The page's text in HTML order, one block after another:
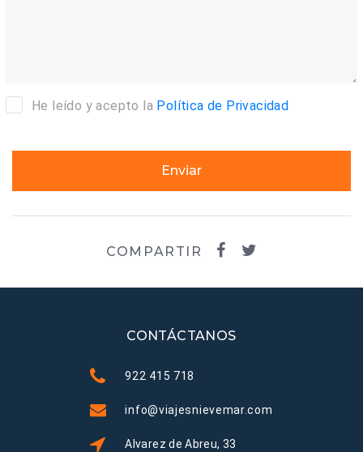
He leído y acepto la Política de Privacidad
Enviar
COMPARTIR
CONTÁCTANOS
922 415 718
info@viajesnievemar.com
Alvarez de Abreu, 33